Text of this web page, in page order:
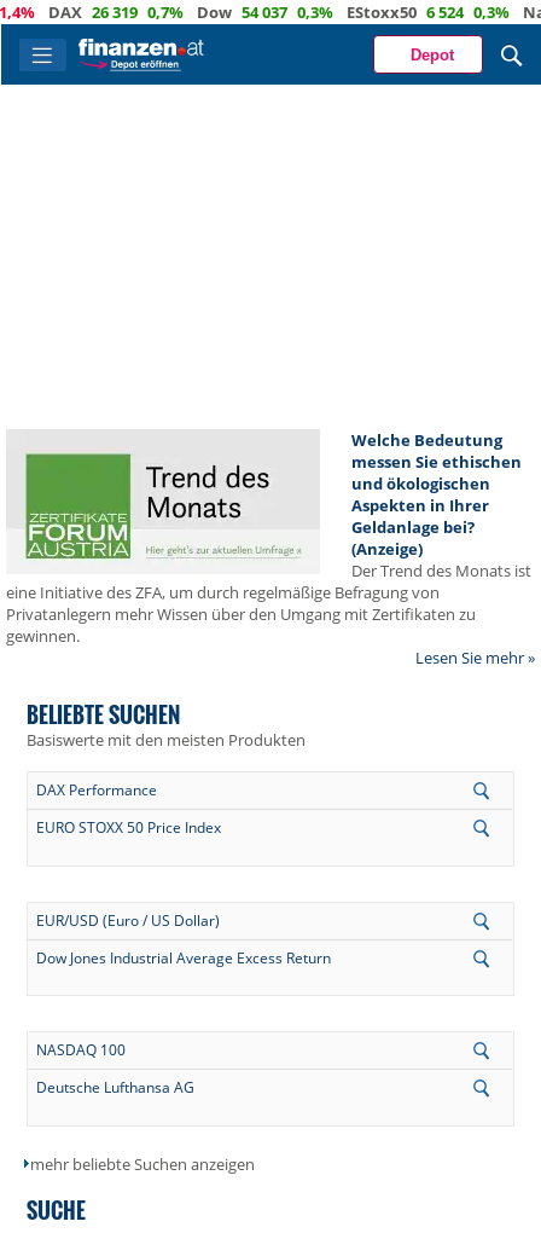
DAX 26 319 0,7% Dow 54 037 0,3% EStoxx50 6 524 0,3%
Depot
Welche Bedeutung
messen Sie ethischen
und ökologischen
Aspekten in Ihrer
Geldanlage bei?
(Anzeige)
Der Trend des Monats ist
eine Initiative des ZFA, um durch regelmäßige Befragung von
Privatanlegern mehr Wissen über den Umgang mit Zertifikaten zu
gewinnen.
Lesen Sie mehr »
BELIEBTE SUCHEN
Basiswerte mit den meisten Produkten
DAX Performance
EURO STOXX 50 Price Index
EUR/USD (Euro / US Dollar)
Dow Jones Industrial Average Excess Return
NASDAQ 100
Deutsche Lufthansa AG
mehr beliebte Suchen anzeigen
SUCHE